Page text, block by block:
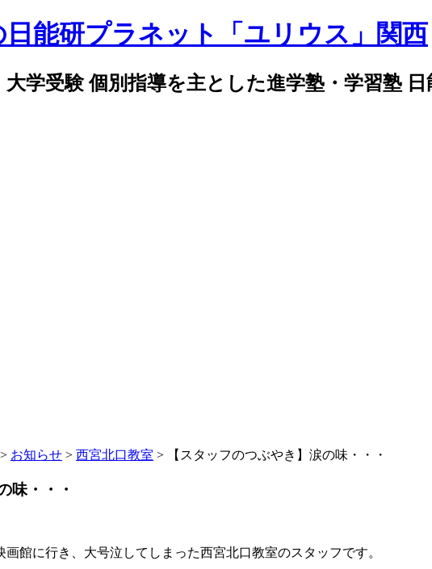
大学受験 個別指導を主とした進学塾・学習塾
> お知らせ > 西宮北口教室 > 【スタッフのつぶやき】涙の味・・・
味・・・
館に行き、大号泣してしまった西宮北口教室のスタッフです。